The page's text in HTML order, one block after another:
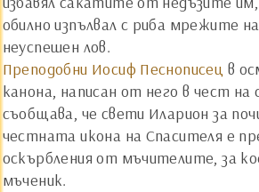
обилно изпълвал с риба мрежите
неуспешен лов.
Преподобни Иосиф Песнописец в
канона, написан от него в чест на
съобщава, че свети Иларион за
честната икона на Спасителя е
оскърбления от мъчителите, за
мъченик.